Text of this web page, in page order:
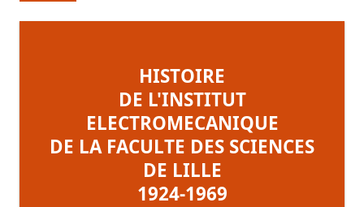
HISTOIRE
DE L'INSTITUT
ELECTROMECANIQUE
DE LA FACULTE DES SCIENCES
DE LILLE
1924-1969